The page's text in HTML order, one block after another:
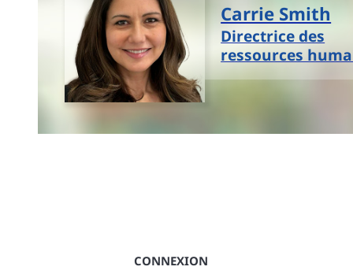
Carrie Smith
Directrice des
ressources
CONNEXION